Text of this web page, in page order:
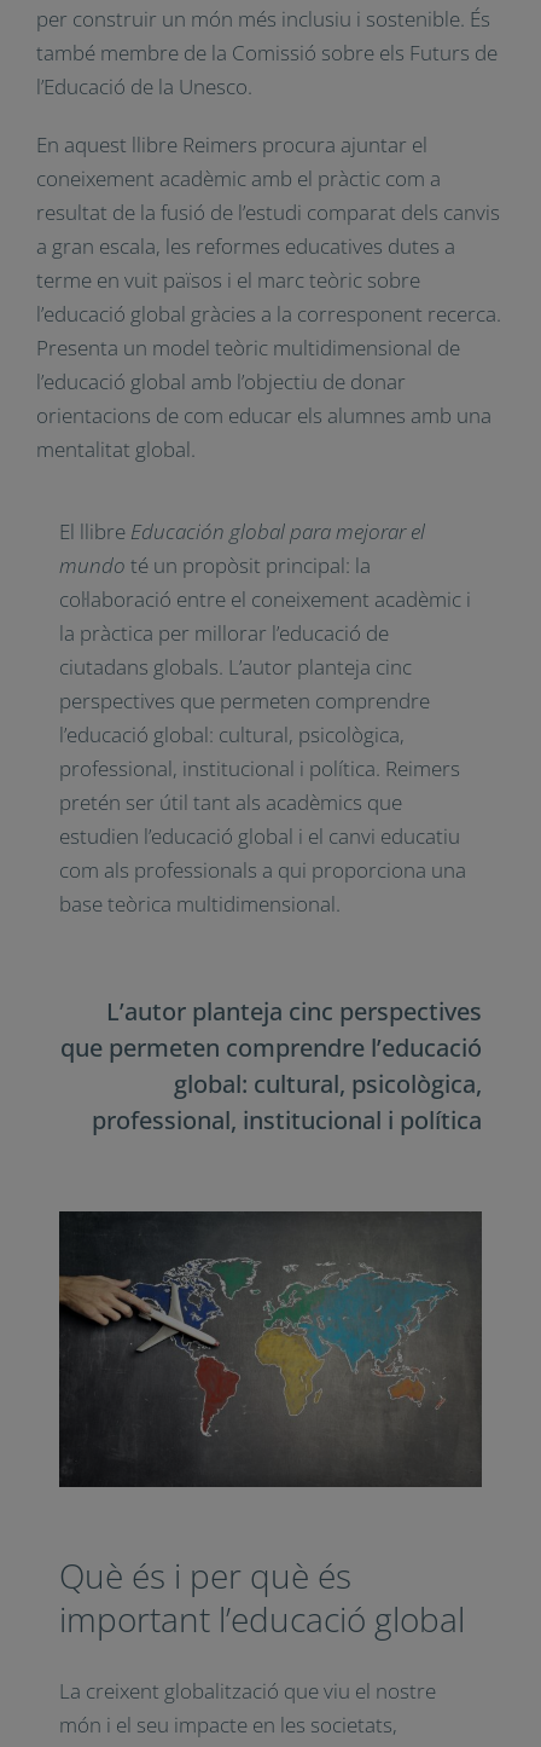
per construir un món més inclusiu i sostenible. És
també membre de la Comissió sobre els Futurs de
l’Educació de la Unesco.
En aquest llibre Reimers procura ajuntar el
coneixement acadèmic amb el pràctic com a
resultat de la fusió de l’estudi comparat dels canvis
a gran escala, les reformes educatives dutes a
terme en vuit països i el marc teòric sobre
l’educació global gràcies a la corresponent recerca.
Presenta un model teòric multidimensional de
l’educació global amb l’objectiu de donar
orientacions de com educar els alumnes amb una
mentalitat global.
El llibre Educación global para mejorar el
mundo té un propòsit principal: la
col·laboració entre el coneixement acadèmic i
la pràctica per millorar l’educació de
ciutadans globals. L’autor planteja cinc
perspectives que permeten comprendre
l’educació global: cultural, psicològica,
professional, institucional i política. Reimers
pretén ser útil tant als acadèmics que
estudien l’educació global i el canvi educatiu
com als professionals a qui proporciona una
base teòrica multidimensional.
L’autor planteja cinc perspectives
que permeten comprendre l’educació
global: cultural, psicològica,
professional, institucional i política
Què és i per què és
important l’educació global
La creixent globalització que viu el nostre
món i el seu impacte en les societats,